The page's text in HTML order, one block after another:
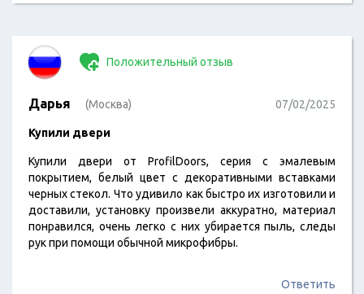
Положительный отзыв
Дарья (Москва) 07/02/2025
Купили двери
Купили двери от ProfilDoors, серия с эмалевым
покрытием, белый цвет с декоративными вставками
черных стекол. Что удивило как быстро их изготовили и
доставили, установку произвели аккуратно, материал
понравился, очень легко с них убирается пыль, следы
рук при помощи обычной микрофибры.
Ответить